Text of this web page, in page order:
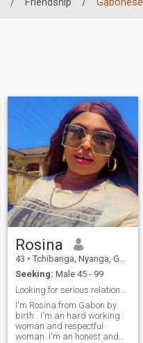
Rosina
43 • Tchibanga, Nyanga, Gabon
Seeking: Male 45 - 99
I'm Rosina from Gabon by
birth . I'm an hard working
woman and respectful
woman. I'm an honest and